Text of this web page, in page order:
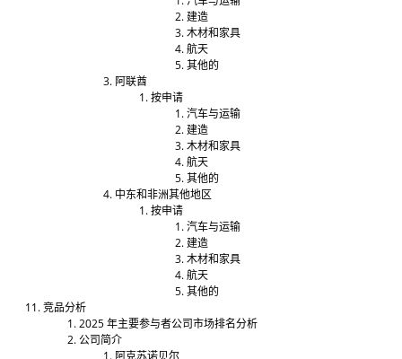
建造
木材和家具
航天
其他的
阿联酋
按申请
汽车与运输
建造
木材和家具
航天
其他的
中东和非洲其他地区
按申请
汽车与运输
建造
木材和家具
航天
其他的
竞品分析
2025 年主要参与者公司市场排名分析
公司简介
阿克苏诺贝尔